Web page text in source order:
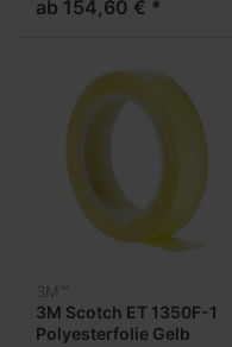
Oberflächen geeignet.
ab 154,60 € *
3M™
3M Scotch ET 1350F-1
Polyesterfolie Gelb